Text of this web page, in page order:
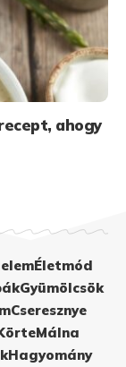
ahogy
Életmód
Gyümölcsök
Cseresznye
Málna
Hagyomány